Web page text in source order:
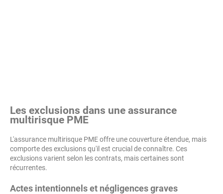
Les exclusions dans une assurance
multirisque PME
L'assurance multirisque PME offre une couverture étendue, mais
comporte des exclusions qu'il est crucial de connaître. Ces
exclusions varient selon les contrats, mais certaines sont
récurrentes.
Actes intentionnels et négligences graves